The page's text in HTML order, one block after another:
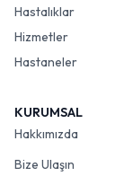
Hastalıklar
Hizmetler
Hastaneler
KURUMSAL
Hakkımızda
Bize Ulaşın